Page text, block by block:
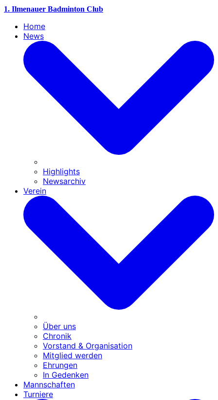
1. Ilmenauer Badminton Club
Home
News
Highlights
Newsarchiv
Verein
Über uns
Chronik
Vorstand & Organisation
Mitglied werden
Ehrungen
In Gedenken
Mannschaften
Turniere